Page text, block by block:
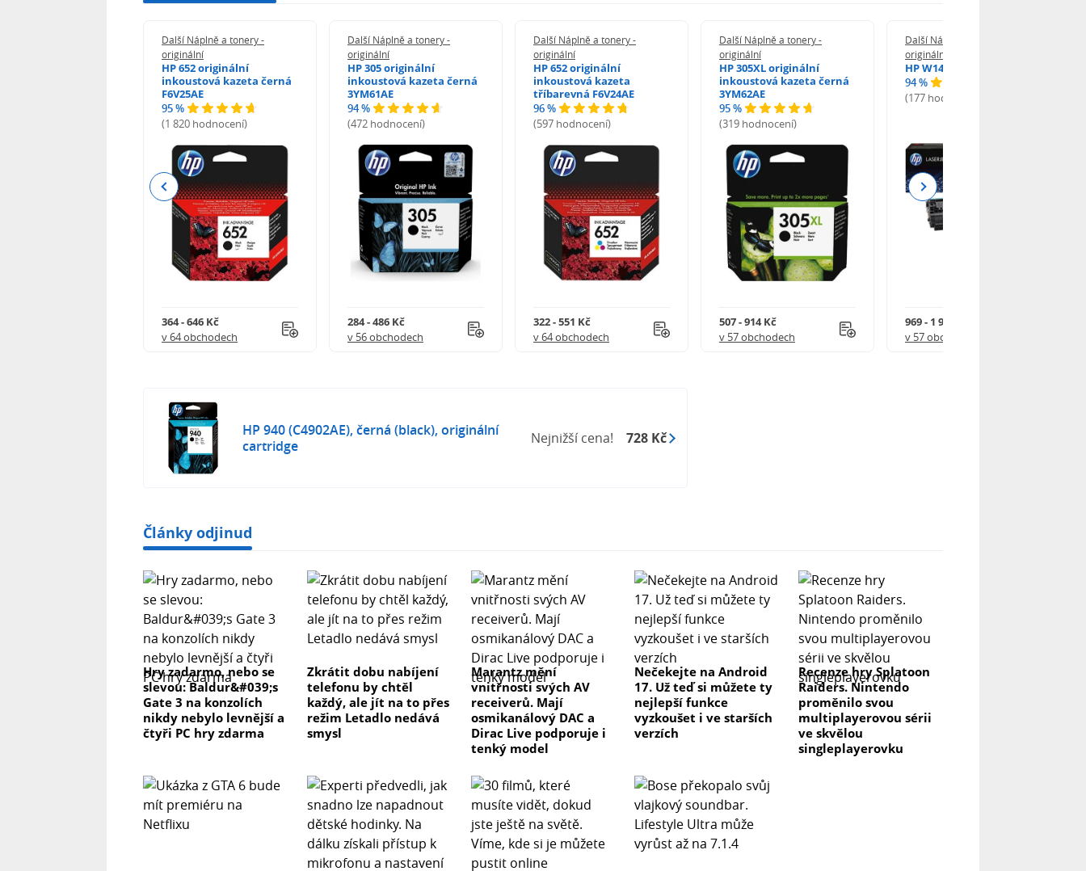
Další Náplně a tonery -
originální
HP 652 originální
inkoustová kazeta černá
F6V25AE
95 %
(1 820 hodnocení)
364 - 646 Kč
v 64 obchodech
Další Náplně a tonery -
originální
HP 305 originální
inkoustová kazeta černá
3YM61AE
94 %
(472 hodnocení)
284 - 486 Kč
v 56 obchodech
Další Náplně a tonery -
originální
HP 652 originální
inkoustová kazeta
tříbarevná F6V24AE
96 %
(597 hodnocení)
322 - 551 Kč
v 64 obchodech
Další Náplně a tonery -
originální
HP 305XL originální
inkoustová kazeta černá
3YM62AE
95 %
(319 hodnocení)
507 - 914 Kč
v 57 obchodech
Další Náplně a tonery -
originální
HP W1420A - originální
94 %
(177 hodnocení)
969 - 1 918 Kč
v 57 obchodech
Previous Next
HP 940 (C4902AE), černá (black), originální
cartridge
Nejnižší cena! 728 Kč
Články odjinud
Hry zadarmo, nebo se
slevou: Baldur&#039;s
Gate 3 na konzolích
nikdy nebylo levnější a
čtyři PC hry zdarma
Zkrátit dobu nabíjení
telefonu by chtěl
každý, ale jít na to přes
režim Letadlo nedává
smysl
Marantz mění
vnitřnosti svých AV
receiverů. Mají
osmikanálový DAC a
Dirac Live podporuje i
tenký model
Nečekejte na Android
17. Už teď si můžete ty
nejlepší funkce
vyzkoušet i ve starších
verzích
Recenze hry Splatoon
Raiders. Nintendo
proměnilo svou
multiplayerovou sérii
ve skvělou
singleplayerovku